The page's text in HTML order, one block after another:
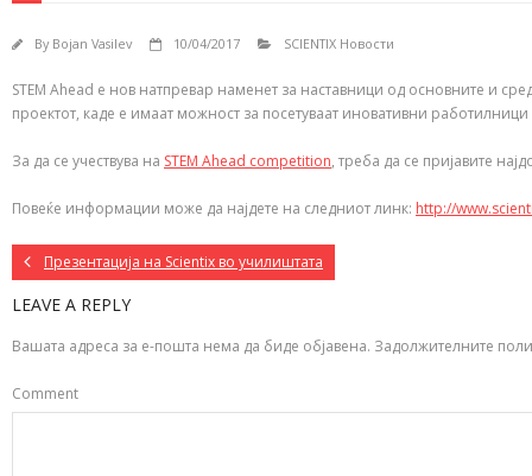
By Bojan Vasilev 10/04/2017 SCIENTIX Новости
STEM Ahead е нов натпревар наменет за наставници од основните и
проектот, каде е имаат можност за посетуваат иновативни
За да се учествува на STEM Ahead competition, треба да се пријавите
Повеќе информации може да најдете на следниот линк: http://
Презентација на Scientix во училиштата
LEAVE A REPLY
Вашата адреса за е-пошта нема да биде објавена. Задолжителните
Comment